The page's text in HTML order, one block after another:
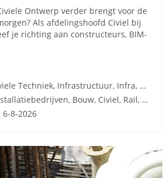
Ontwerp verder brengt voor de
Als afdelingshoofd Civiel bij
je richting aan constructeurs, BIM-
Bouwkunde, Civiele Techniek, Infrastructuur, Infra, Techniek
Wegenbouw, Installatiebedrijven, Bouw, Civiel, Rail, Infrastructuren
8-2026